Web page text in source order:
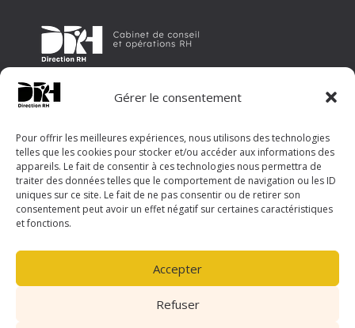
Gérer le consentement
Pour offrir les meilleures expériences, nous utilisons des technologies
telles que les cookies pour stocker et/ou accéder aux informations des
appareils. Le fait de consentir à ces technologies nous permettra de
traiter des données telles que le comportement de navigation ou les ID
uniques sur ce site. Le fait de ne pas consentir ou de retirer son
consentement peut avoir un effet négatif sur certaines caractéristiques
et fonctions.
Accepter
Refuser
Direction RH est un cabinet de conseil et d’opérations en ressources
humaines, offrant un accompagnement sur mesure aux entreprises
pour optimiser leur gestion RH et révéler leur potentiel.
Menu
Accueil
Notre philosophie
Nos solutions 3
Notre expertise
Nous contacter